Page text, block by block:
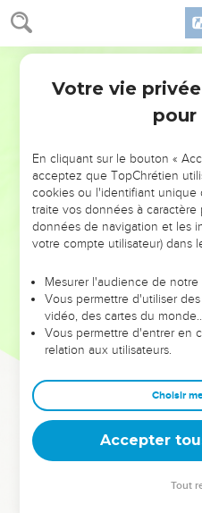
NE MANQUEZ
DE
ET SI LEURS ERREURS
leur foi ou leur vision. Mais on
et les saisons difficiles qu'ils
sont elles qui
Dans cette conférence,
clés pour avancer avec plus
deviennent vos tremplins.
équipe, un groupe ou une
Votre vie
pour
En cliquant sur le bouton «
acceptez que TopChrétien
cookies ou l'identifiant unique
traite vos données à caractère
données de navigation et les
votre compte utilisateur) dans
Mesurer l'audience de notre
Vous permettre d'utiliser
vidéo, des cartes du
Vous permettre d'entrer en
relation aux utilisateurs.
Choisir
Accepter
Tout